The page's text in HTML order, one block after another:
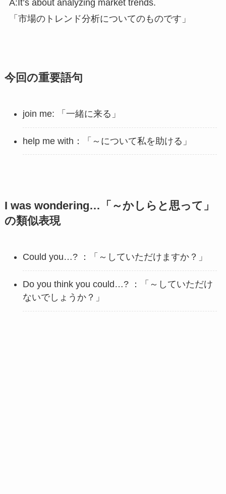
A:It’s about analyzing market trends.
「市場のトレンド分析についてのものです」
今回の重要語句
join me: 「一緒に来る」
help me with：「～について私を助ける」
I was wondering…「～かしらと思って」
の類似表現
Could you…? ：「～していただけますか？」
Do you think you could…? ：「～していただけ
ないでしょうか？」